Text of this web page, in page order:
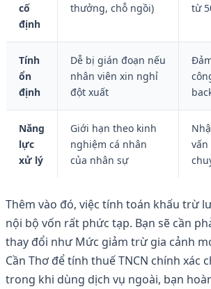
cố
định
thưởng, chỗ ngồi)
từ
Tính
ổn
định
Dễ bị gián đoạn nếu
nhân viên xin nghỉ
đột xuất
Năng
lực
xử lý
Giới hạn theo kinh
nghiệm cá nhân
của nhân sự
vấn
Thêm vào đó, việc tính toán khấu trừ
nội bộ vốn rất phức tạp. Bạn sẽ cần
thay đổi như Mức giảm trừ gia cảnh
Cần Thơ để tính thuế TNCN chính xác
trong khi dùng dịch vụ ngoài, bạn